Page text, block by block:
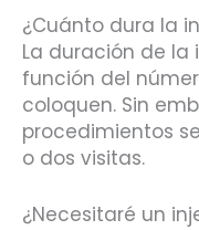
¿Cuánto dura la
La duración de la
función del
coloquen. Sin
procedimientos
o dos visitas.
¿Necesitaré un